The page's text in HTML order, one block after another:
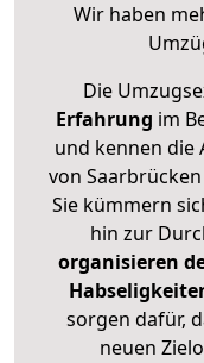
Wir haben
Die
Erfahrung im
und kennen die
von
Sie kümmern
hin zur
organisieren
sorgen dafür,
neuen